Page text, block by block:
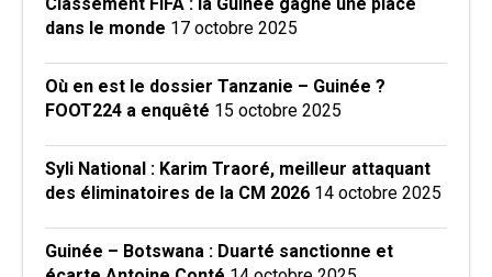
dans le monde 17 octobre 2025
Où en est le dossier Tanzanie – Guinée ?
FOOT224 a enquêté 15 octobre 2025
Syli National : Karim Traoré, meilleur attaquant
des éliminatoires de la CM 2026 14 octobre 2025
Guinée – Botswana : Duarté sanctionne et